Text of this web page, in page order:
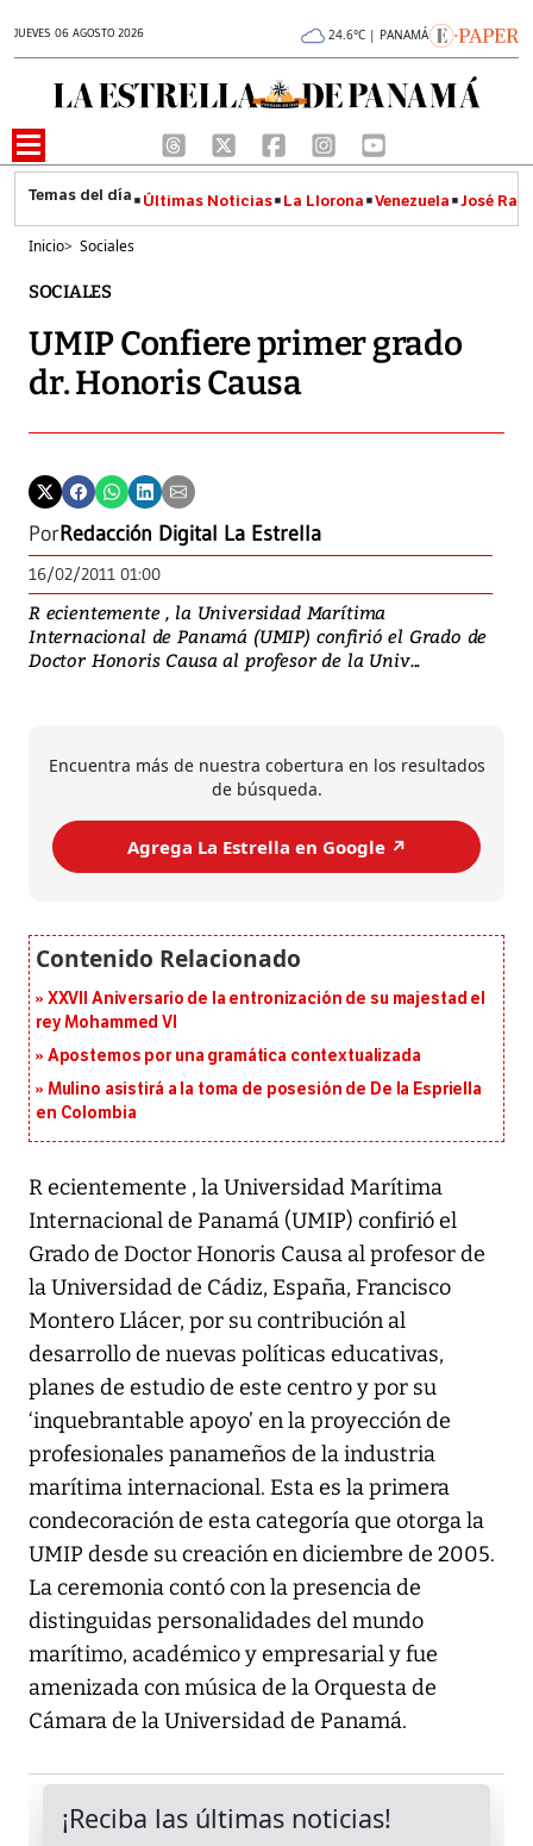
JUEVES 06 AGOSTO 2026 24.6°C | PANAMÁ
Últimas Noticias La Llorona Venezuela José
Inicio> Sociales
SOCIALES
UMIP Confiere primer grado
dr. Honoris Causa
PorRedacción Digital La Estrella
16/02/2011 01:00
R ecientemente , la Universidad Marítima
Internacional de Panamá (UMIP) confirió el Grado de
Doctor Honoris Causa al profesor de la Univ...
Encuentra más de nuestra cobertura en los resultados
de búsqueda.
Agrega La Estrella en Google ↗️
XXVII Aniversario de la entronización de su majestad el
rey Mohammed VI
Apostemos por una gramática contextualizada
Mulino asistirá a la toma de posesión de De la Espriella
en Colombia
R ecientemente , la Universidad Marítima
Internacional de Panamá (UMIP) confirió el
Grado de Doctor Honoris Causa al profesor de
la Universidad de Cádiz, España, Francisco
Montero Llácer, por su contribución al
desarrollo de nuevas políticas educativas,
planes de estudio de este centro y por su
‘inquebrantable apoyo’ en la proyección de
profesionales panameños de la industria
marítima internacional. Esta es la primera
condecoración de esta categoría que otorga la
UMIP desde su creación en diciembre de 2005.
La ceremonia contó con la presencia de
distinguidas personalidades del mundo
marítimo, académico y empresarial y fue
amenizada con música de la Orquesta de
Cámara de la Universidad de Panamá.